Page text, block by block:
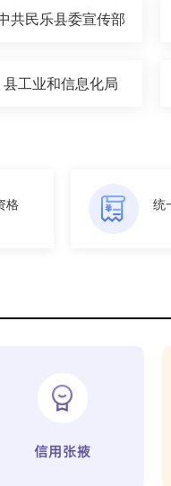
共民乐县委宣传部
县工业和信息化局
格
统